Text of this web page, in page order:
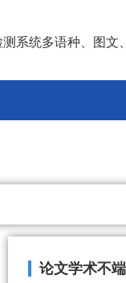
系统多语种、图文
论文学术不端